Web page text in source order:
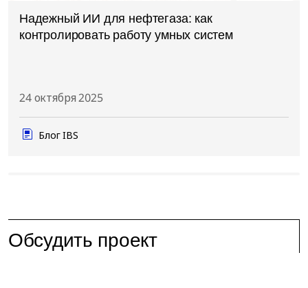
Надежный ИИ для нефтегаза: как
контролировать работу умных систем
24 октября 2025
Блог IBS
Обсудить проект